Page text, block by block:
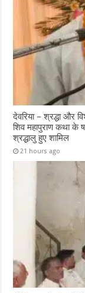
देवरिया – श्रद्धा और
शिव महापुराण कथा के
श्रद्धालु हुए शामिल
21 hours ago